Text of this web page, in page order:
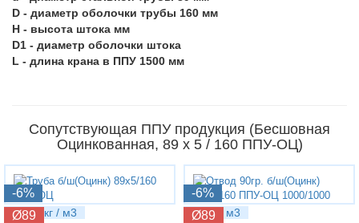
D - диаметр оболочки трубы 160 мм
H - высота штока мм
D1 - диаметр оболочки штока
L - длина крана в ППУ 1500 мм
Сопутствующая ППУ продукция (Бесшовная
Оцинкованная, 89 х 5 / 160 ППУ-ОЦ)
-6%
Ø89
15.01 кг / м3
-6%
Ø89
30 кг / м3